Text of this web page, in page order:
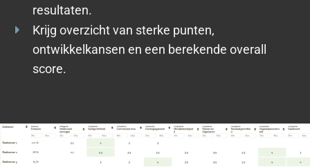
resultaten.
Krijg overzicht van sterke punten,
ontwikkelkansen en een berekende overall
score.